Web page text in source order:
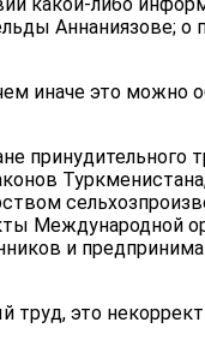
Аннаниязове;
иначе это можно
принудительного
Международной
и
труд, это